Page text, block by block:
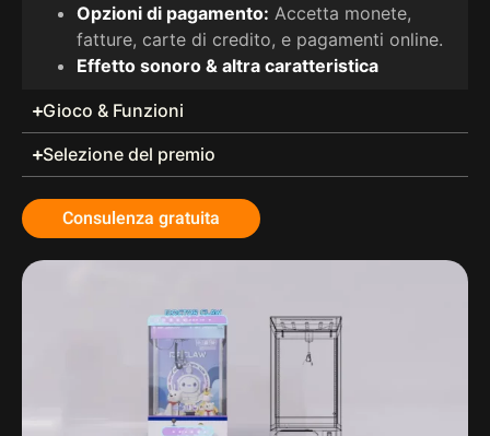
Opzioni di pagamento: Accetta monete,
fatture, carte di credito, e pagamenti online.
Effetto sonoro & altra caratteristica
Gioco & Funzioni
Selezione del premio
Consulenza gratuita